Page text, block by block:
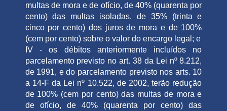
multas de mora e de ofício, de 40% (quarenta por
cento) das multas isoladas, de 35% (trinta e
cinco por cento) dos juros de mora e de 100%
(cem por cento) sobre o valor do encargo legal; e
IV - os débitos anteriormente incluídos no
parcelamento previsto no art. 38 da Lei nº 8.212,
de 1991, e do parcelamento previsto nos arts. 10
a 14-F da Lei nº 10.522, de 2002, terão redução
de 100% (cem por cento) das multas de mora e
de ofício, de 40% (quarenta por cento) das